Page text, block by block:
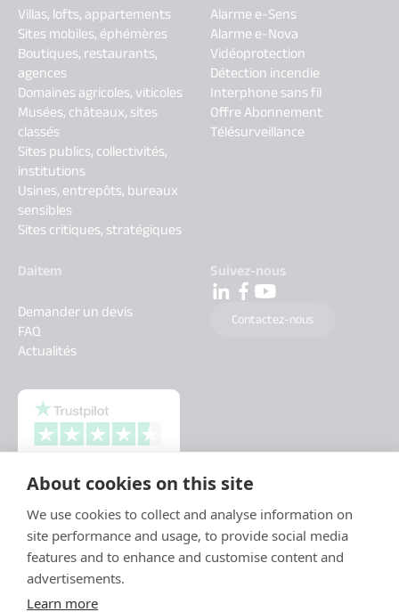
About cookies on this site
We use cookies to collect and analyse information on
site performance and usage, to provide social media
features and to enhance and customise content and
advertisements.
Learn more
Villas, lofts, appartements
Sites mobiles, éphémères
Boutiques, restaurants,
agences
Domaines agricoles, viticoles
Musées, châteaux, sites
classés
Sites publics, collectivités,
institutions
Usines, entrepôts, bureaux
sensibles
Sites critiques, stratégiques
Alarme e-Sens
Alarme e-Nova
Vidéoprotection
Détection incendie
Interphone sans fil
Offre Abonnement
Télésurveillance
Daitem
Demander un devis
FAQ
Actualités
Suivez-nous
Contactez-nous